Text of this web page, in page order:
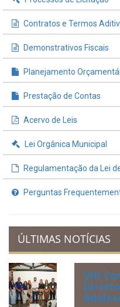
INFORMAÇÕES ÚTEIS
Acervo de Leis
Lei Orgânica Municipal
Regulamentação da Lei
Perguntas